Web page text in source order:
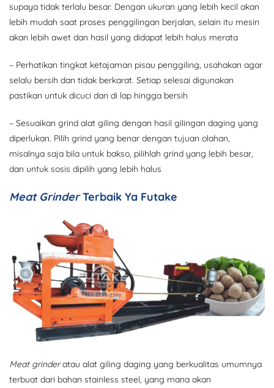
supaya tidak terlalu besar. Dengan ukuran yang lebih kecil akan
lebih mudah saat proses penggilingan berjalan, selain itu mesin
akan lebih awet dan hasil yang didapat lebih halus merata
– Perhatikan tingkat ketajaman pisau penggiling, usahakan agar
selalu bersih dan tidak berkarat. Setiap selesai digunakan
pastikan untuk dicuci dan di lap hingga bersih
– Sesuaikan grind alat giling dengan hasil gilingan daging yang
diperlukan. Pilih grind yang benar dengan tujuan olahan,
misalnya saja bila untuk bakso, pilihlah grind yang lebih besar,
dan untuk sosis dipilih yang lebih halus
Meat GrinderTerbaik Ya Futake
Meat grinderatau alat giling daging yang berkualitas umumnya
terbuat dari bahan stainless steel, yang mana akan